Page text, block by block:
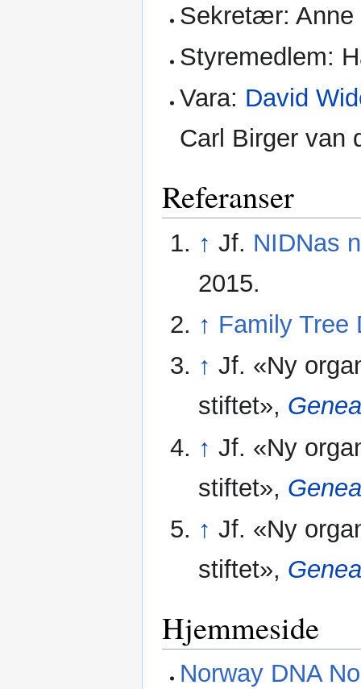
Sekretær: Anne
Styremedlem:
Vara: David
Carl Birger van
Referanser
↑ Jf. NIDNas
2015.
↑ Family Tree
↑ Jf. «Ny
stiftet»,
↑ Jf. «Ny
stiftet»,
↑ Jf. «Ny
stiftet»,
Hjemmeside
Norway DNA